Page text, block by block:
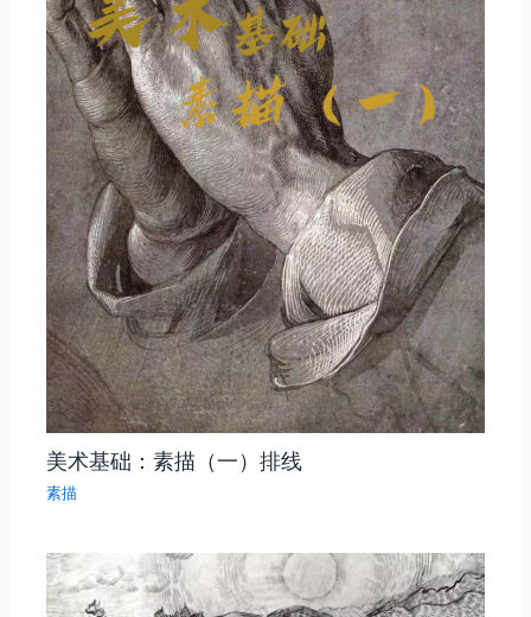
美术基础：素描（一）排线
素描